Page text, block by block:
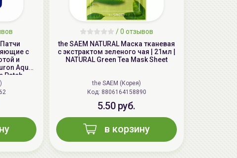
AiliCode Бальзам для волос
увлажняющий, 250мл
с
и
Aqua
Patch
/0 отзывов
the SAEM NATURAL Маска тканевая
с экстрактом зеленого чая | 21мл |
NATURAL Green Tea Mask Sheet
the SAEM (Корея)
Код: 8806164158890
5.50 руб.
в корзину